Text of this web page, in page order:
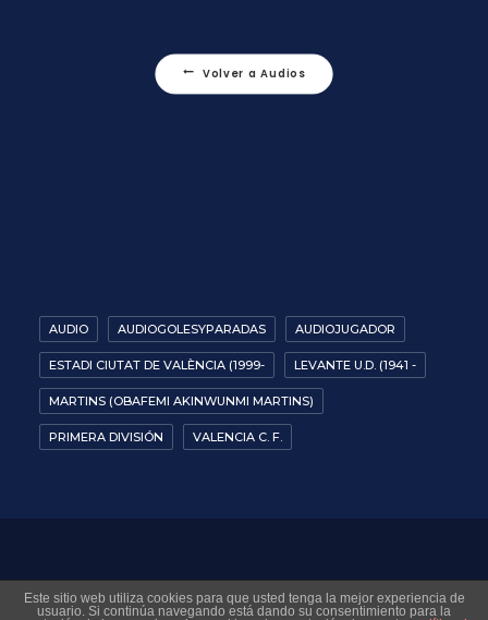
Volver a Audios
AUDIO AUDIOGOLESYPARADAS AUDIOJUGADOR
ESTADI CIUTAT DE VALÈNCIA (1999- LEVANTE U.D. (1941 -
MARTINS (OBAFEMI AKINWUNMI MARTINS)
PRIMERA DIVISIÓN VALENCIA C. F.
© 2026 Museo Virtual Levante UD. All rights reserved
Este sitio web utiliza cookies para que usted tenga la mejor experiencia de
usuario. Si continúa navegando está dando su consentimiento para la